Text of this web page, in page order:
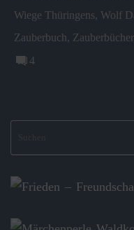
Wiege Thüringens, Wolf
Zauberbuch, Zauberbücher
4